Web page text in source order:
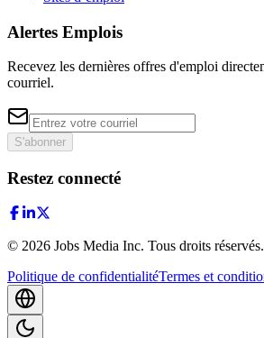
Alertes Emplois
Recevez les dernières offres d'emploi
courriel.
S'abonner
Restez connecté
© 2026 Jobs Media Inc. Tous droits réservés.
Politique de confidentialitéTermes et